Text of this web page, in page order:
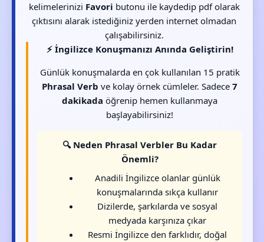
kelimelerinizi Favori butonu ile kaydedip pdf olarak
çıktısını alarak istediğiniz yerden internet olmadan
çalışabilirsiniz.
⚡ İngilizce Konuşmanızı Anında Geliştirin!
Günlük konuşmalarda en çok kullanılan 15 pratik
Phrasal Verb ve kolay örnek cümleler. Sadece7
dakikada öğrenip hemen kullanmaya
başlayabilirsiniz!
🔍 Neden Phrasal Verbler Bu Kadar
Önemli?
Anadili İngilizce olanlar günlük
konuşmalarında sıkça kullanır
Dizilerde, şarkılarda ve sosyal
medyada karşınıza çıkar
Resmi İngilizce den farklıdır, doğal